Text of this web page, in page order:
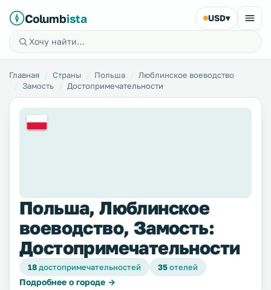
Columbista USD▾
Главная Страны Польша
Люблинское воеводство
Замость
Достопримечательности
Польша, Люблинское
воеводство, Замость:
Достопримечательности
18достопримечательностей 35отелей
Подробнее о городе →